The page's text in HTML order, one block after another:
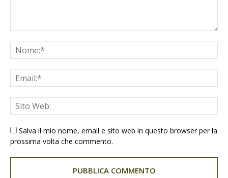
Salva il mio nome, email e sito web in questo browser per la
prossima volta che commento.